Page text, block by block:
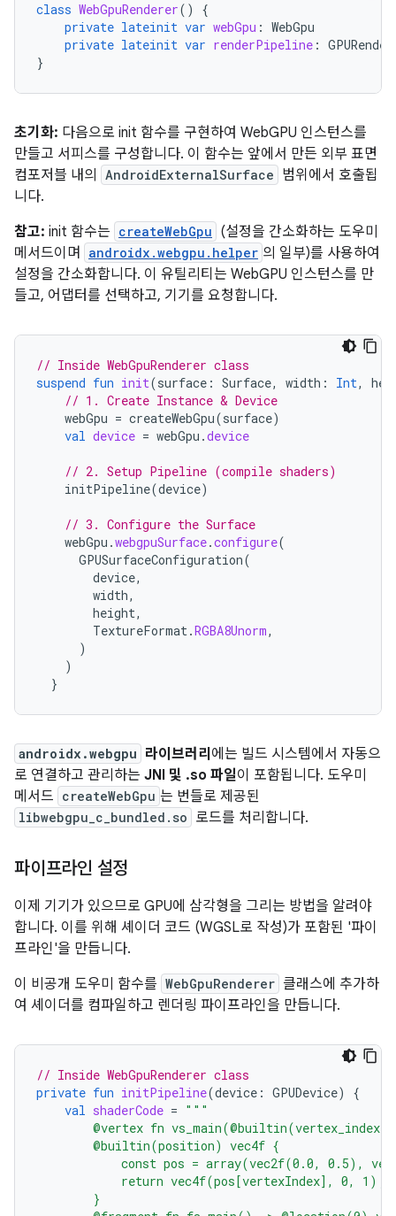
class WebGpuRenderer()
{
private lateinit var webGpu : WebGpu
private lateinit var renderPipeline :
}
초기화: 다음으로 init 함수를 구현하여 WebGPU 인스턴스를
만들고 서피스를 구성합니다. 이 함수는 앞에서 만든 외부 표면
컴포저블 내의
AndroidExternalSurface 범위에서 호출됩
니다.
참고: init 함수는 createWebGpu (설정을 간소화하는 도우미
메서드이며
androidx.webgpu.helper 의 일부)를 사용하여
설정을 간소화합니다. 이 유틸리티는 WebGPU 인스턴스를 만
들고, 어댑터를 선택하고, 기기를 요청합니다.
// Inside WebGpuRenderer class
suspend fun init(surface : Surface, width : Int,
// 1. Create Instance & Device
webGpu = createWebGpu(surface)
val device = webGpu .device
// 2. Setup Pipeline (compile shaders)
initPipeline(device)
// 3. Configure the Surface
webGpu .webgpuSurface.configure(
GPUSurfaceConfiguration(
device,
width,
height,
TextureFormat.RGBA8Unorm,
)
)
}
androidx.webgpu 라이브러리 에는 빌드 시스템에서 자동으
로 연결하고 관리하는 JNI 및 .so 파일이 포함됩니다. 도우미
메서드 createWebGpu 는 번들로 제공된
libwebgpu_c_bundled.so 로드를 처리합니다.
파이프라인 설정
이제 기기가 있으므로 GPU에 삼각형을 그리는 방법을 알려야
합니다. 이를 위해 셰이더 코드 (WGSL로 작성)가 포함된 '파이
프라인'을 만듭니다.
이 비공개 도우미 함수를 WebGpuRenderer 클래스에 추가하
여 셰이더를 컴파일하고 렌더링 파이프라인을 만듭니다.
// Inside WebGpuRenderer class
private fun initPipeline(device : GPUDevice)
{
val shaderCode = """
@vertex fn vs_main(@builtin(vertex_index)
        @builtin(position) vec4f {
const pos = array(vec2f(0.0, 0.5),
            return vec4f(pos[vertexIndex], 0, 1);
        }